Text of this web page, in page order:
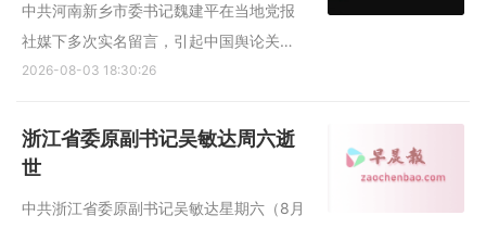
中共河南新乡市委书记魏建平在当地党报
社媒下多次实名留言，引起中国舆论关
注。湖北省武汉市官媒称，市委书记密集
象，领导干部不仅要经常“上网看看”，也要
主动聊天发声。 据中共武汉市委机关报
2026-08-03 18:30:26
浙江省委原副书记吴敏达周六逝
世
中共浙江省委原副书记吴敏达星期六（8月